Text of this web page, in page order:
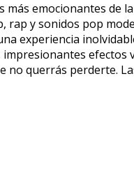
más emocionantes de
rap y sonidos pop
experiencia
efectos
no querrás perderte.